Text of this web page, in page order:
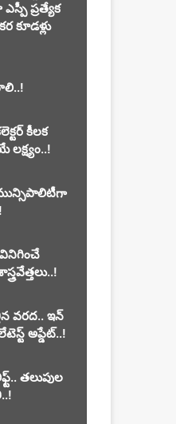
ప్రత్యేక
కూడళ్లు
కీలక
వరద.. ఇన్
అప్డేట్..!
తలుపుల